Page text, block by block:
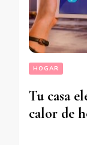
HOGAR
Tu casa
calor de